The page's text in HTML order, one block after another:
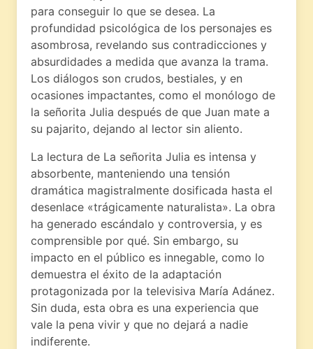
para conseguir lo que se desea. La
profundidad psicológica de los personajes es
asombrosa, revelando sus contradicciones y
absurdidades a medida que avanza la trama.
Los diálogos son crudos, bestiales, y en
ocasiones impactantes, como el monólogo de
la señorita Julia después de que Juan mate a
su pajarito, dejando al lector sin aliento.
La lectura de La señorita Julia es intensa y
absorbente, manteniendo una tensión
dramática magistralmente dosificada hasta el
desenlace «trágicamente naturalista». La obra
ha generado escándalo y controversia, y es
comprensible por qué. Sin embargo, su
impacto en el público es innegable, como lo
demuestra el éxito de la adaptación
protagonizada por la televisiva María Adánez.
Sin duda, esta obra es una experiencia que
vale la pena vivir y que no dejará a nadie
indiferente.